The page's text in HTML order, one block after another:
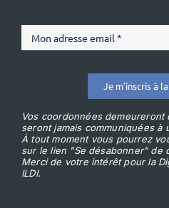
Je m'inscris à
Vos coordonnées
seront jamais communiquées à
À tout moment vous pourrez
sur le lien "Se désabonner" de
Merci de votre intérêt pour la
ILDI.